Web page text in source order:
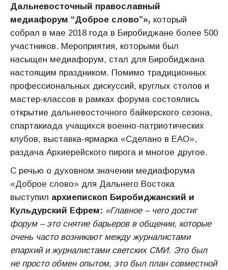
Дальневосточный православный
медиафорум “Доброе слово”», который
собрал в мае 2018 года в Биробиджане более 500
участников. Мероприятия, которыми был
насыщен медиафорум, стал для Биробиджана
настоящим праздником. Помимо традиционных
профессиональных дискуссий, круглых столов и
мастер-классов в рамках форума состоялись
открытие дальневосточного байкерского сезона,
спартакиада учащихся военно-патриотических
клубов, выставка-ярмарка «Сделано в ЕАО»,
раздача Архиерейского пирога и многое другое.
С речью о духовном значении медиафорума
«Доброе слово» для Дальнего Востока
выступил архиепископ Биробиджанский и
Кульдурский Ефрем: «Главное – чего достиг
форум – это снятие барьеров в общении, которые
очень часто возникают между журналистами
епархий и журналистами светских СМИ. Это был
не просто обмен опытом, это был план совместной